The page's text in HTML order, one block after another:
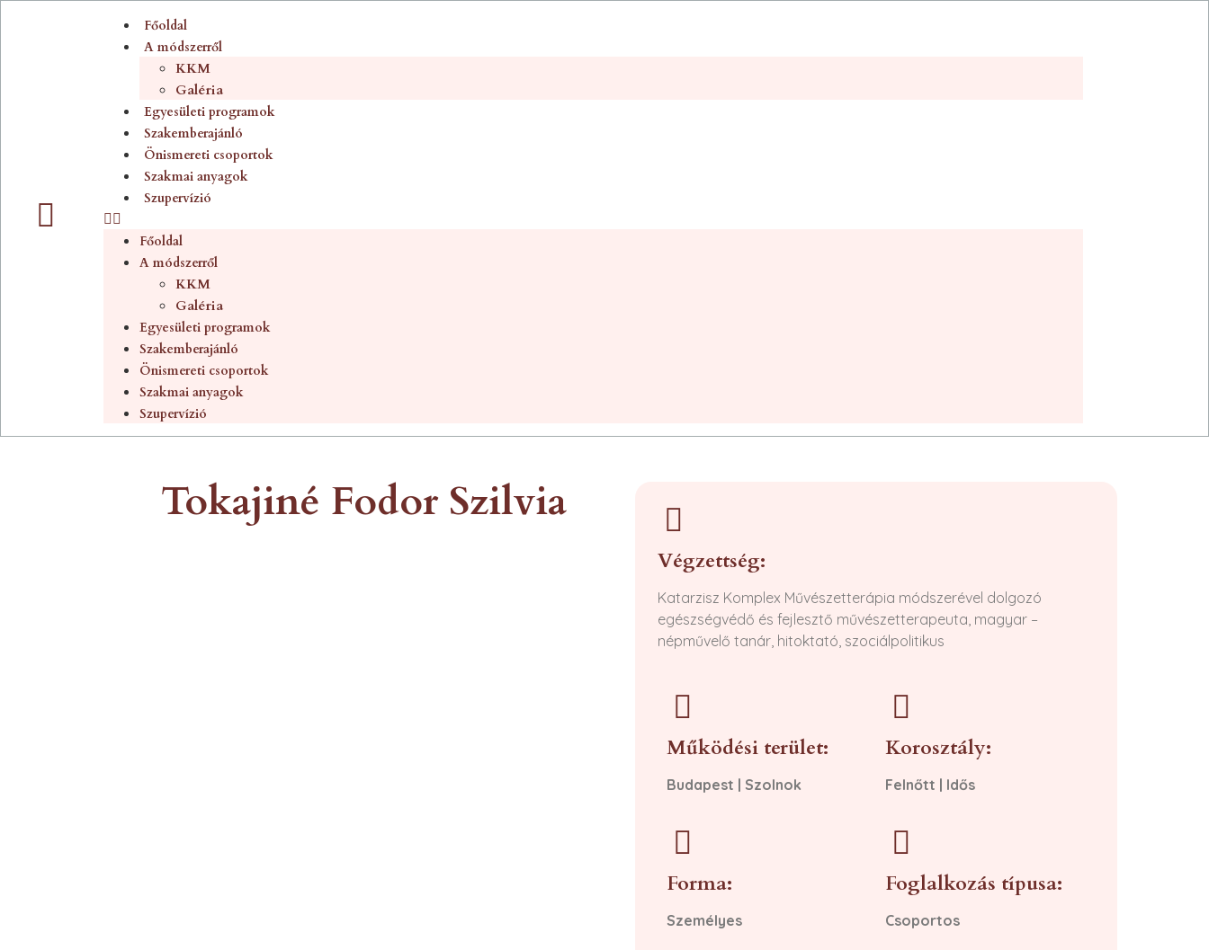
Főoldal
A módszerről
KKM
Galéria
Egyesületi programok
Szakemberajánló
Önismereti csoportok
Szakmai anyagok
Szupervízió
Főoldal
A módszerről
KKM
Galéria
Egyesületi programok
Szakemberajánló
Önismereti csoportok
Szakmai anyagok
Szupervízió
Tokajiné Fodor Szilvia
Végzettség:
Katarzisz Komplex Művészetterápia módszerével dolgozó
egészségvédő és fejlesztő művészetterapeuta, magyar –
népművelő tanár, hitoktató, szociálpolitikus
Működési terület:
Budapest | Szolnok
Korosztály:
Felnőtt | Idős
Forma:
Személyes
Foglalkozás típusa:
Csoportos